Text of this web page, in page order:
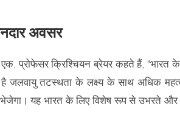
अवसर
क्रिश्चियन ब्रेयर कहते हैं, “भारत के
जलवायु तटस्थता के लक्ष्य के साथ अधिक
भेजेगा। यह भारत के लिए विशेष रूप से उभरते